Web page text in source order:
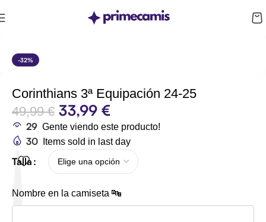
-32%
Corinthians 3ª Equipación 24-25
49,99€ 33,99 €
29 Gente viendo este producto!
30 Items sold in last day
Talla
Nombre en la camiseta 🔤